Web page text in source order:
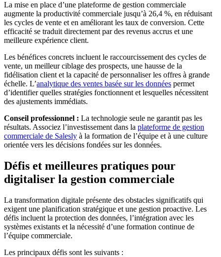
La mise en place d’une plateforme de gestion commerciale
augmente la productivité commerciale jusqu’à 26,4 %, en réduisant
les cycles de vente et en améliorant les taux de conversion. Cette
efficacité se traduit directement par des revenus accrus et une
meilleure expérience client.
Les bénéfices concrets incluent le raccourcissement des cycles de
vente, un meilleur ciblage des prospects, une hausse de la
fidélisation client et la capacité de personnaliser les offres à grande
échelle. L’analytique des ventes basée sur les données permet
d’identifier quelles stratégies fonctionnent et lesquelles nécessitent
des ajustements immédiats.
Conseil professionnel : La technologie seule ne garantit pas les
résultats. Associez l’investissement dans la plateforme de gestion
commerciale de Salesly à la formation de l’équipe et à une culture
orientée vers les décisions fondées sur les données.
Défis et meilleures pratiques pour
digitaliser la gestion commerciale
La transformation digitale présente des obstacles significatifs qui
exigent une planification stratégique et une gestion proactive. Les
défis incluent la protection des données, l’intégration avec les
systèmes existants et la nécessité d’une formation continue de
l’équipe commerciale.
Les principaux défis sont les suivants :